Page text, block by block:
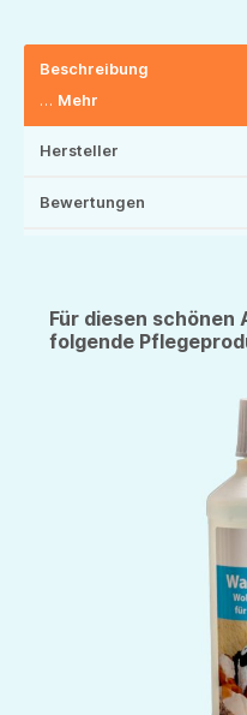
Beschreibung
… Mehr
Hersteller
Bewertungen
Für diesen
folgende